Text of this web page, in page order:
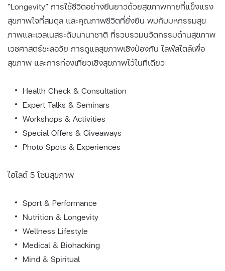
“Longevity” การใช้ชีวิตอย่างยืนยาวด้วยสุขภาพกายที่แข็งแรง
สุขภาพใจที่สมดุล และคุณภาพชีวิตที่ยั่งยืน พบกับมหกรรมสุข
ภาพและเวลเนสระดับนานาชาติ ที่รวบรวมนวัตกรรมด้านสุขภาพ
เวชศาสตร์ชะลอวัย การดูแลสุขภาพเชิงป้องกัน ไลฟ์สไตล์เพื่อ
สุขภาพ และการท่องเที่ยวเชิงสุขภาพไว้ในที่เดียว
Health Check & Consultation
Expert Talks & Seminars
Workshops & Activities
Special Offers & Giveaways
Photo Spots & Experiences
ไฮไลต์ 5 โซนสุขภาพ
Sport & Performance
Nutrition & Longevity
Wellness Lifestyle
Medical & Biohacking
Mind & Spiritual